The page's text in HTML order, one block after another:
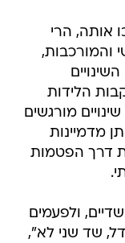
אותה, הרי
והמורכבות,
הלידות
מורגשים
מדמיינות
דרך הפטמות
ולפעמים
שד שני לא",